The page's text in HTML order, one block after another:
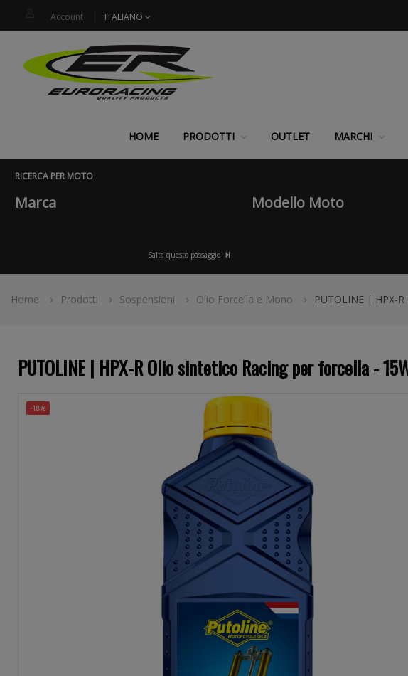
Account ITALIANO
HOME PRODOTTI OUTLET MARCHI
RICERCA PER MOTO
Marca
Salta questo passaggio
Modello Moto
Home Prodotti Sospensioni Olio Forcella e Mono PUTOLINE | HPX-
PUTOLINE | HPX-R Olio sintetico Racing per forcella -
-18%